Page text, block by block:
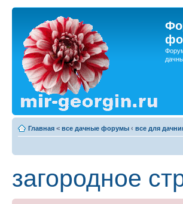
Главная < все дачные форумы ‹ все для
загородное